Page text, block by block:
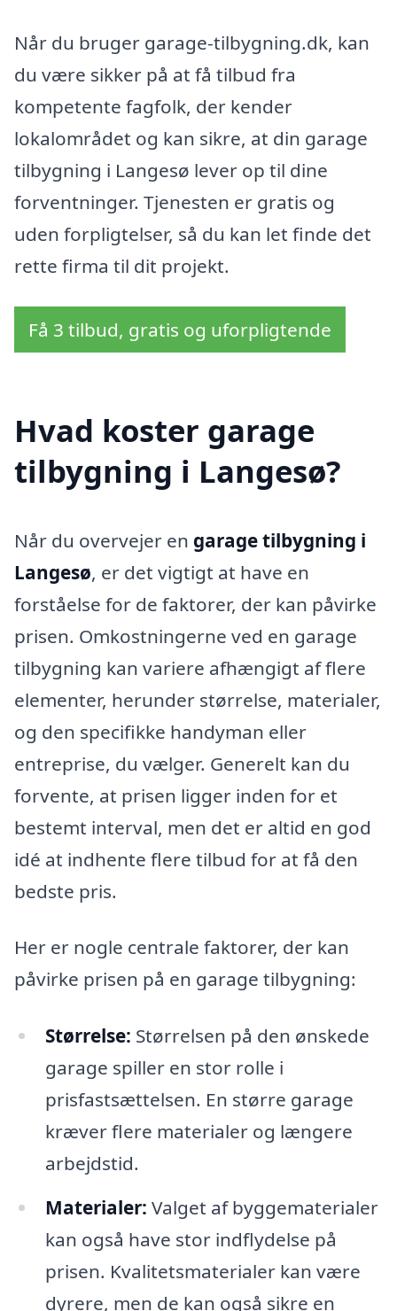
Når du bruger garage-tilbygning.dk, kan
du være sikker på at få tilbud fra
kompetente fagfolk, der kender
lokalområdet og kan sikre, at din garage
tilbygning i Langesø lever op til dine
forventninger. Tjenesten er gratis og
uden forpligtelser, så du kan let finde det
rette firma til dit projekt.
Få 3 tilbud, gratis og uforpligtende
Hvad koster garage
tilbygning i Langesø?
Når du overvejer en garage tilbygning i
Langesø, er det vigtigt at have en
forståelse for de faktorer, der kan påvirke
prisen. Omkostningerne ved en garage
tilbygning kan variere afhængigt af flere
elementer, herunder størrelse, materialer,
og den specifikke handyman eller
entreprise, du vælger. Generelt kan du
forvente, at prisen ligger inden for et
bestemt interval, men det er altid en god
idé at indhente flere tilbud for at få den
bedste pris.
Her er nogle centrale faktorer, der kan
påvirke prisen på en garage tilbygning:
Størrelse: Størrelsen på den ønskede
garage spiller en stor rolle i
prisfastsættelsen. En større garage
kræver flere materialer og længere
arbejdstid.
Materialer: Valget af byggematerialer
kan også have stor indflydelse på
prisen. Kvalitetsmaterialer kan være
dyrere, men de kan også sikre en